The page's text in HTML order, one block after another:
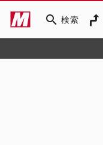
search 検索